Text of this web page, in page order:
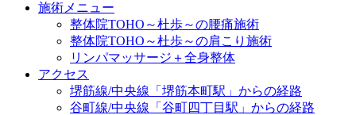
施術メニュー
整体院TOHO～杜歩～の腰痛施術
整体院TOHO～杜歩～の肩こり施術
リンパマッサージ＋全身整体
アクセス
堺筋線/中央線「堺筋本町駅」からの経路
谷町線/中央線「谷町四丁目駅」からの経路